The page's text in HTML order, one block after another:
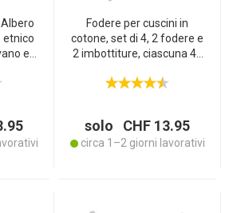
etnico
e
Fodere per cuscini in
cotone, set di 4, 2 fodere e
2 imbottiture, ciascuna 40
solo CHF 13.95
circa 1–2 giorni lavorativi